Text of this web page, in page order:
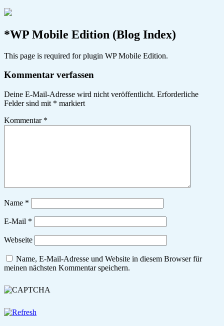
*WP Mobile Edition (Blog Index)
This page is required for plugin WP Mobile Edition.
Kommentar verfassen
Deine E-Mail-Adresse wird nicht veröffentlicht. Erforderliche
Felder sind mit * markiert
Kommentar *
Name *
E-Mail *
Webseite
Name, E-Mail-Adresse und Website in diesem Browser für
meinen nächsten Kommentar speichern.